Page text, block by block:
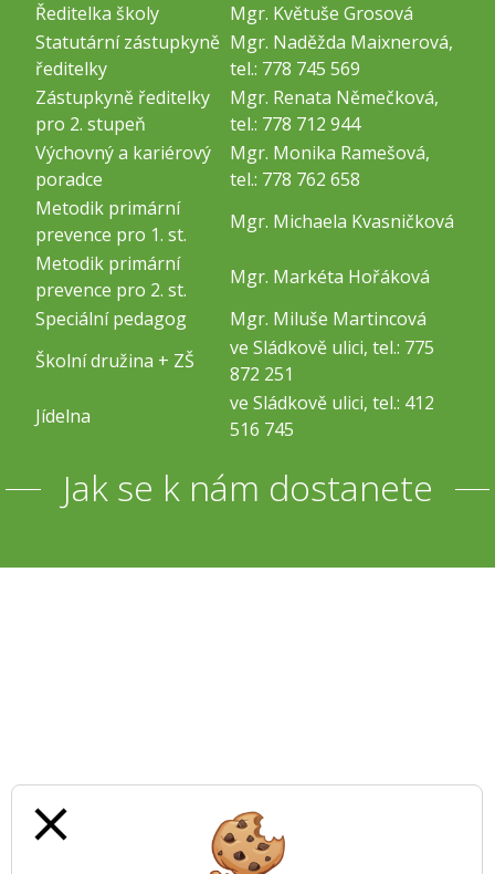
Ředitelka školy
Mgr. Květuše Grosová
Statutární zástupkyně
ředitelky
Mgr. Naděžda Maixnerová,
tel.: 778 745 569
Zástupkyně ředitelky
pro 2. stupeň
Mgr. Renata Němečková,
tel.: 778 712 944
Výchovný a kariérový
poradce
Mgr. Monika Ramešová,
tel.: 778 762 658
Metodik primární
prevence pro 1. st.
Mgr. Michaela Kvasničková
Metodik primární
prevence pro 2. st.
Mgr. Markéta Hořáková
Speciální pedagog
Mgr. Miluše Martincová
Školní družina + ZŠ
ve Sládkově ulici, tel.: 775
872 251
Jídelna
ve Sládkově ulici, tel.: 412
516 745
Jak se k nám dostanete
close